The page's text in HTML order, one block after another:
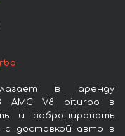
в аренду
AMG V8 biturbo в
и забронировать
с доставкой авто в